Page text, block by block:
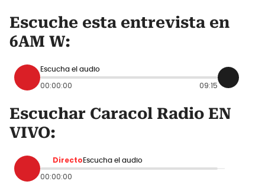
Escuche esta entrevista en
6AM W:
Escucha el audio
00:00:00 09:15
Escuchar Caracol Radio EN
VIVO:
Directo Escucha el audio
00:00:00